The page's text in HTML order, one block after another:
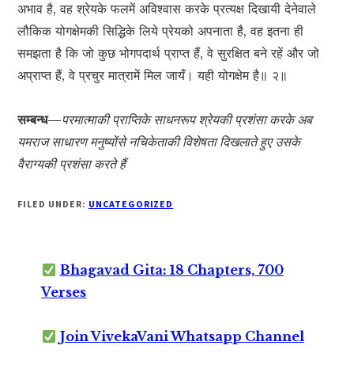
अभाव है, वह श्रेयके फलमें अविश्वास करके प्रत्यक्ष दिखायी देनेवाले
लौकिक योगक्षेमकी सिद्धिके लिये प्रेयको अपनाता है, वह इतना ही
समझता है कि जो कुछ भोगपदार्थ प्राप्त हैं, वे सुरक्षित बने रहें और जो
अप्राप्त हैं, वे प्रचुर मात्रामें मिल जायँ। यही योगक्षेम है॥ २॥
सम्बन्ध—परमात्माकी प्राप्तिके साधनरूप श्रेयकी प्रशंसा करके अब
यमराज साधारण मनुष्योंसे नचिकेताकी विशेषता दिखलाते हुए उसके
वैराग्यकी प्रशंसा करते हैं
FILED UNDER: UNCATEGORIZED
Bhagavad Gita: 18 Chapters, 700
Verses
Join VivekaVani Whatsapp Channel